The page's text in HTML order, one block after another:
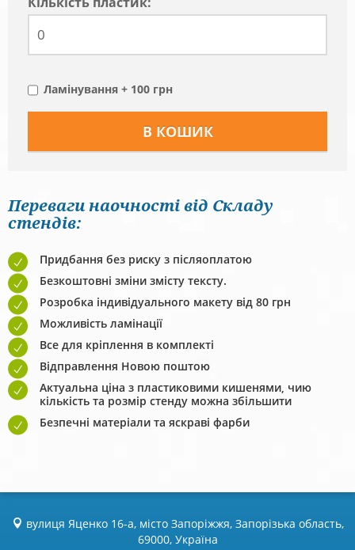
Ламінування + 100 грн
Переваги наочності від Складу
стендів:
Придбання без риску з післяоплатою
Безкоштовні зміни змісту тексту.
Розробка індивідуального макету від 80 грн
Можливість ламінації
Все для кріплення в комплекті
Відправлення Новою поштою
Актуальна ціна з пластиковими кишенями, чию
кількість та розмір стенду можна збільшити
Безпечні матеріали та яскраві фарби
вулиця Яценко 16-а, місто Запоріжжя, Запорізька область,
69000, Україна